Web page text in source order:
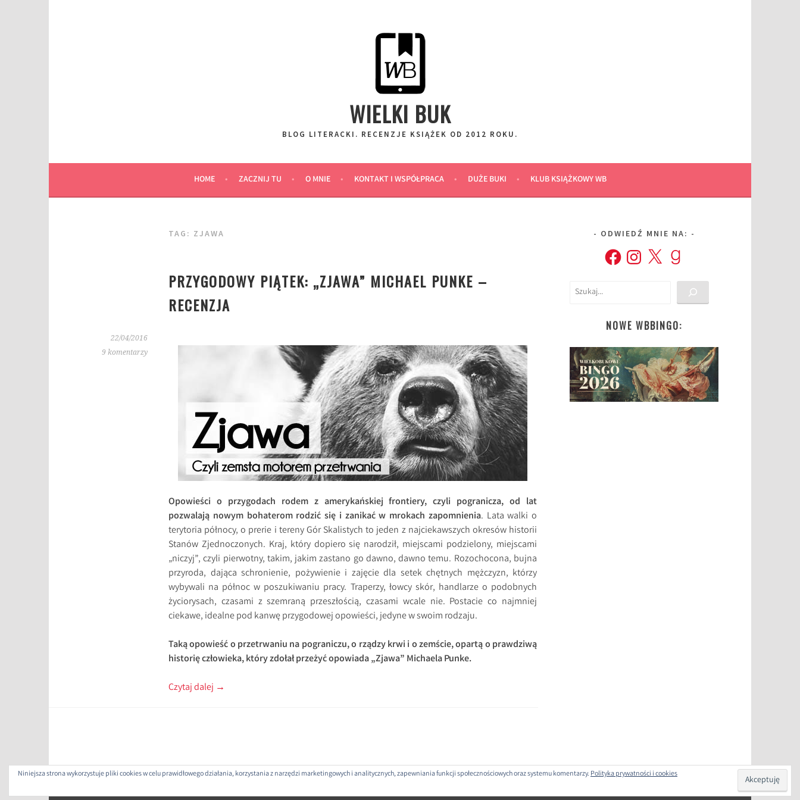
WIELKI BUK
BLOG LITERACKI. RECENZJE KSIĄŻEK OD 2012 ROKU.
HOME ZACZNIJ TU O MNIE KONTAKT I WSPÓŁPRACA DUŻE BUKI KLUB KSIĄŻKOWY WB
TAG: ZJAWA
PRZYGODOWY PIĄTEK: „ZJAWA” MICHAEL PUNKE –
RECENZJA
22/04/2016
9 komentarzy
Opowieści o przygodach rodem z amerykańskiej frontiery, czyli pogranicza, od lat
pozwalają nowym bohaterom rodzić się i zanikać w mrokach zapomnienia. Lata walki o
terytoria północy, o prerie i tereny Gór Skalistych to jeden z najciekawszych okresów historii
Stanów Zjednoczonych. Kraj, który dopiero się narodził, miejscami podzielony, miejscami
„niczyj”, czyli pierwotny, takim, jakim zastano go dawno, dawno temu. Rozochocona, bujna
przyroda, dająca schronienie, pożywienie i zajęcie dla setek chętnych mężczyzn, którzy
wybywali na północ w poszukiwaniu pracy. Traperzy, łowcy skór, handlarze o podobnych
życiorysach, czasami z szemraną przeszłością, czasami wcale nie. Postacie co najmniej
ciekawe, idealne pod kanwę przygodowej opowieści, jedyne w swoim rodzaju.
Taką opowieść o przetrwaniu na pograniczu, o rządzy krwi i o zemście, opartą o prawdziwą
historię człowieka, który zdołał przeżyć opowiada „Zjawa” Michaela Punke.
Czytaj dalej →
ODWIEDŹ MNIE NA:
FacebookInstagram
X Goodreads
Szukaj
NOWE WBBINGO:
Niniejsza strona wykorzystuje pliki cookies w celu prawidłowego działania, korzystania z narzędzi marketingowych i analitycznych, zapewniania funkcji społecznościowych oraz systemu komentarzy.Polityka prywatności i cookies